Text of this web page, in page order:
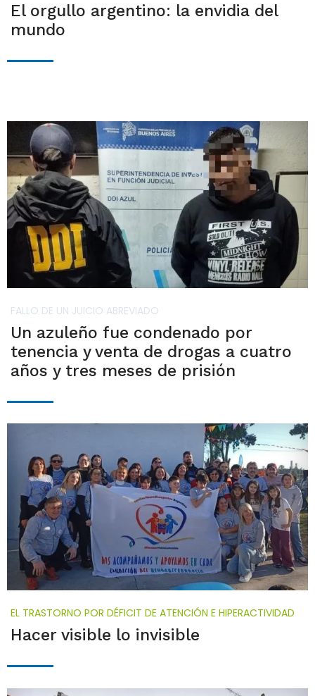
El orgullo argentino: la envidia del
mundo
FALLO DE UN JUICIO ABREVIADO
Un azuleño fue condenado por
tenencia y venta de drogas a cuatro
años y tres meses de prisión
EL TRASTORNO POR DÉFICIT DE ATENCIÓN E HIPERACTIVIDAD
Hacer visible lo invisible